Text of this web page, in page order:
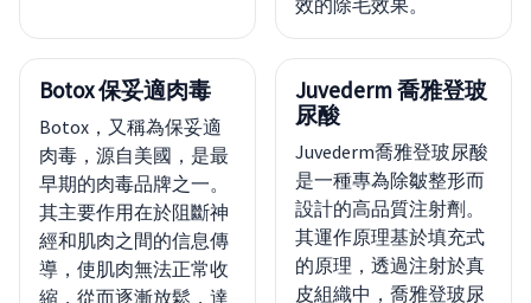
效的除毛效果。
Botox 保妥適肉毒
Botox，又稱為保妥適
肉毒，源自美國，是最
早期的肉毒品牌之一。
其主要作用在於阻斷神
經和肌肉之間的信息傳
導，使肌肉無法正常收
縮，從而逐漸放鬆，達
Juvederm 喬雅登玻
尿酸
Juvederm喬雅登玻尿酸
是一種專為除皺整形而
設計的高品質注射劑。
其運作原理基於填充式
的原理，透過注射於真
皮組織中，喬雅登玻尿